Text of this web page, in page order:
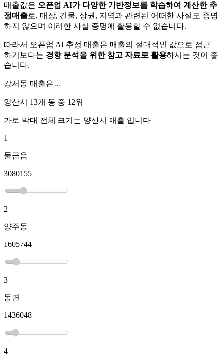
매출값은 오픈업 AI가 다양한 기반정보를 학습하여 계산한 추
정매출로, 매장, 건물, 상권, 지역과 관련된 어떠한 사실도 증명
하지 않으며 이러한 사실 증명에 활용할 수 없습니다.
따라서 오픈업 AI 추정 매출은 매출의 절대적인 값으로 접근
하기보다는 경향 분석을 위한 참고 자료로 활용하시는 것이 좋
습니다.
강서동 매출은…
양산시 13개 동 중 12위
가로 막대 전체 크기는 양산시 매출 입니다
1
물금읍
3080155
2
양주동
1605744
3
동면
1436048
4